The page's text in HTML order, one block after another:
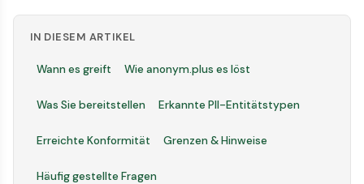
IN DIESEM ARTIKEL
Wann es greift Wie anonym.plus es löst
Was Sie bereitstellen Erkannte PII-Entitätstypen
Erreichte Konformität Grenzen & Hinweise
Häufig gestellte Fragen